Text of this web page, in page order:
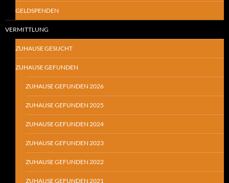
GELDSPENDEN
VERMITTLUNG
ZUHAUSE GESUCHT
ZUHAUSE GEFUNDEN
ZUHAUSE GEFUNDEN 2026
ZUHAUSE GEFUNDEN 2025
ZUHAUSE GEFUNDEN 2024
ZUHAUSE GEFUNDEN 2023
ZUHAUSE GEFUNDEN 2022
ZUHAUSE GEFUNDEN 2021